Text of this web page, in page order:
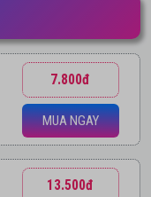
7.800đ
MUA NGAY
13.500đ